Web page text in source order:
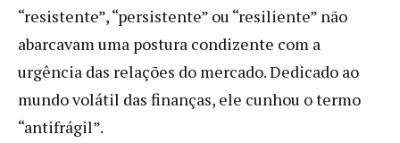
“resistente”, “persistente” ou “resiliente” não
abarcavam uma postura condizente com a
urgência das relações do mercado. Dedicado ao
mundo volátil das finanças, ele cunhou o termo
“antifrágil”.